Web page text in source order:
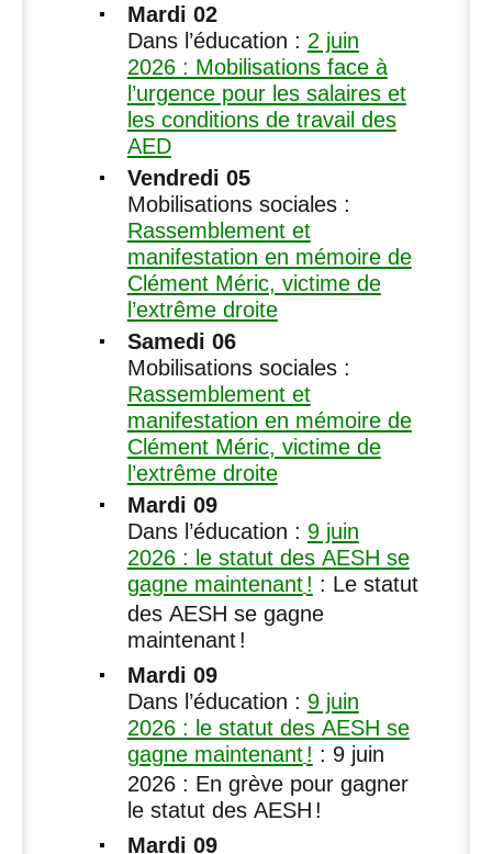
Mardi 02
Dans l’éducation : 2 juin
2026 : Mobilisations face à
l’urgence pour les salaires et
les conditions de travail des
AED
Vendredi 05
Mobilisations sociales :
Rassemblement et
manifestation en mémoire de
Clément Méric, victime de
l’extrême droite
Samedi 06
Mobilisations sociales :
Rassemblement et
manifestation en mémoire de
Clément Méric, victime de
l’extrême droite
Mardi 09
Dans l’éducation : 9 juin
2026 : le statut des AESH se
gagne maintenant! : Le statut
des AESH se gagne
maintenant!
Mardi 09
Dans l’éducation : 9 juin
2026 : le statut des AESH se
gagne maintenant! : 9 juin
2026 : En grève pour gagner
le statut des AESH !
Mardi 09